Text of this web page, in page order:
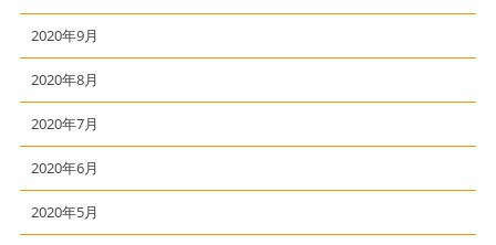
2020年9月
2020年8月
2020年7月
2020年6月
2020年5月